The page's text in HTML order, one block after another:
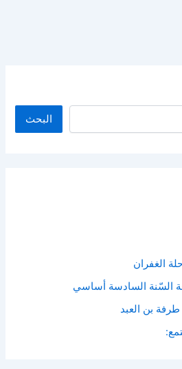
البحث
الغفران
السّنة السادسة أساسي
بن العبد